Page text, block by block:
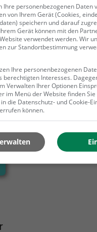
Blick über die Stadt.
Gastfreundschaft
lässt man sich auf ein
genießt man
sondern auch typisch
Speisekarte
an Biogerichten
Tauche ein in
das traditionelle
sich von den
Ihre personenbezogenen Daten
von Ihrem Gerät (Cookies,
speichern und darauf
Gerät können mit den
verwendet werden. Wir
zur Standortbestimmung
Ihre personenbezogenen
berechtigten Interesses.
Verwalten Ihrer Optionen
im Menü der Website finden
die Datenschutz- und Cookie-
können.